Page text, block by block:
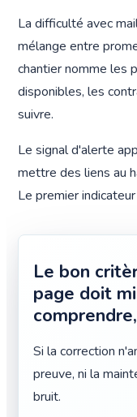
La difficulté avec
mélange entre
chantier nomme les
disponibles, les
suivre.
Le signal d'alerte
mettre des liens au
Le premier
Le bon
page doit
Si la correction
preuve, ni la
bruit.